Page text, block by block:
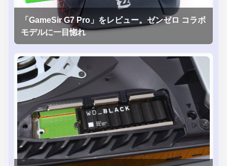
「GameSir G7 Pro」をレビュー。ゼンゼロ コラボ
モデルに一目惚れ